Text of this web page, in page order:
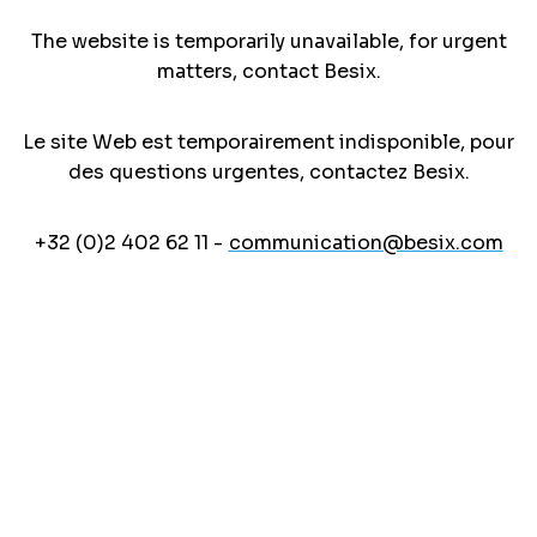
The website is temporarily unavailable, for urgent
matters, contact Besix.
Le site Web est temporairement indisponible, pour
des questions urgentes, contactez Besix.
+32 (0)2 402 62 11 - communication@besix.com